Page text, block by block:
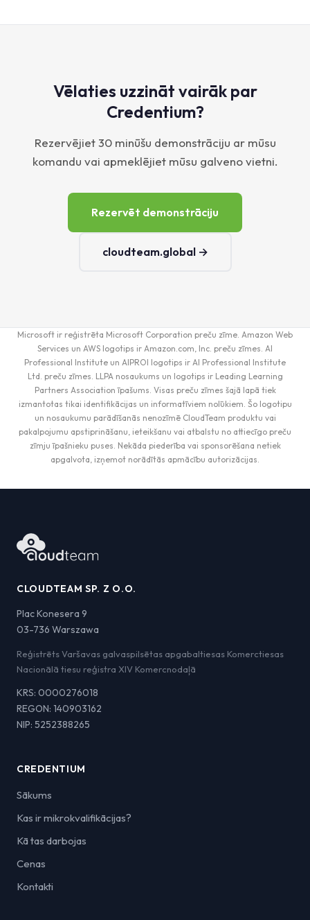
Vēlaties uzzināt vairāk par
Credentium?
Rezervējiet 30 minūšu demonstrāciju ar mūsu
komandu vai apmeklējiet mūsu galveno vietni.
Rezervēt demonstrāciju
cloudteam.global →
Microsoft ir reģistrēta Microsoft Corporation preču zīme. Amazon Web
Services un AWS logotips ir Amazon.com, Inc. preču zīmes. AI
Professional Institute un AIPROI logotips ir AI Professional Institute
Ltd. preču zīmes. LLPA nosaukums un logotips ir Leading Learning
Partners Association īpašums. Visas preču zīmes šajā lapā tiek
izmantotas tikai identifikācijas un informatīviem nolūkiem. Šo logotipu
un nosaukumu parādīšanās nenozīmē CloudTeam produktu vai
pakalpojumu apstiprināšanu, ieteikšanu vai atbalstu no attiecīgo preču
zīmju īpašnieku puses. Nekāda piederība vai sponsorēšana netiek
apgalvota, izņemot norādītās apmācību autorizācijas.
CLOUDTEAM SP. Z O.O.
Plac Konesera 9
03-736 Warszawa
Reģistrēts Varšavas galvaspilsētas apgabaltiesas Komerctiesas
Nacionālā tiesu reģistra XIV Komercnodaļā
KRS: 0000276018
REGON: 140903162
NIP: 5252388265
CREDENTIUM
Sākums
Kas ir mikrokvalifikācijas?
Kā tas darbojas
Cenas
Kontakti